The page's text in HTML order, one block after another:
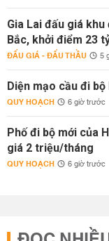
Gia Lai đấu giá
Bắc, khởi điểm 23
ĐẤU GIÁ - ĐẤU THẦU 5
Diện mạo cầu đi
QUY HOẠCH 6 giờ trước
Phố đi bộ mới của
giá 2 triệu/tháng
QUY HOẠCH 6 giờ trước